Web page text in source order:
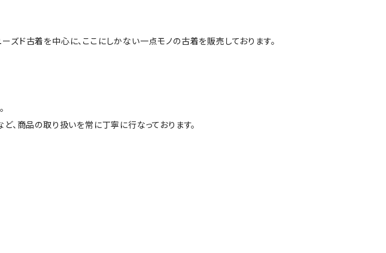
ド古着を中心に、ここにしかない一点モノの古着を販売しております。
、商品の取り扱いを常に丁寧に行なっております。